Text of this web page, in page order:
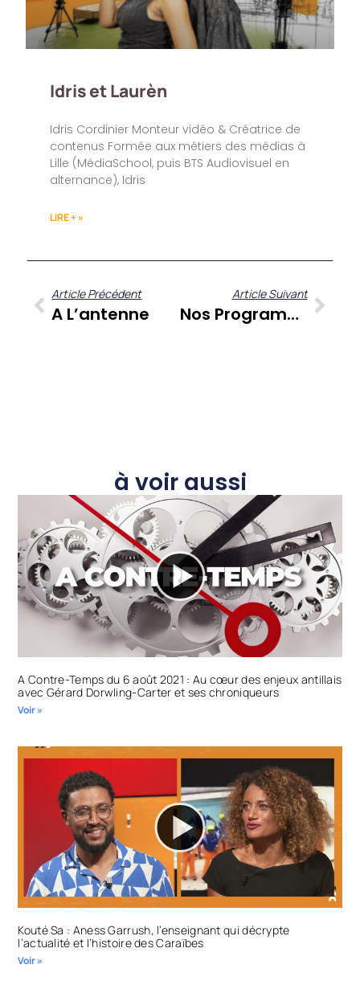
Idris et Laurèn
Idris Cordinier Monteur vidéo & Créatrice de
contenus Formée aux métiers des médias à
Lille (MédiaSchool, puis BTS Audiovisuel en
alternance), Idris
LIRE + »
Article Précédent
A L’antenne
Article Suivant
Nos Programmes
à voir aussi
A Contre-Temps du 6 août 2021 : Au cœur des enjeux antillais
avec Gérard Dorwling-Carter et ses chroniqueurs
Voir »
Kouté Sa : Aness Garrush, l’enseignant qui décrypte
l’actualité et l’histoire des Caraïbes
Voir »